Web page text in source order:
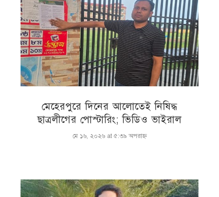
মেহেরপুরে দিনের আলোতেই নিষিদ্ধ
ছাত্রলীগের পোস্টারিং; ভিডিও ভাইরাল
মে ১৬, ২০২৬ at ৫:৩৯ অপরাহ্ণ